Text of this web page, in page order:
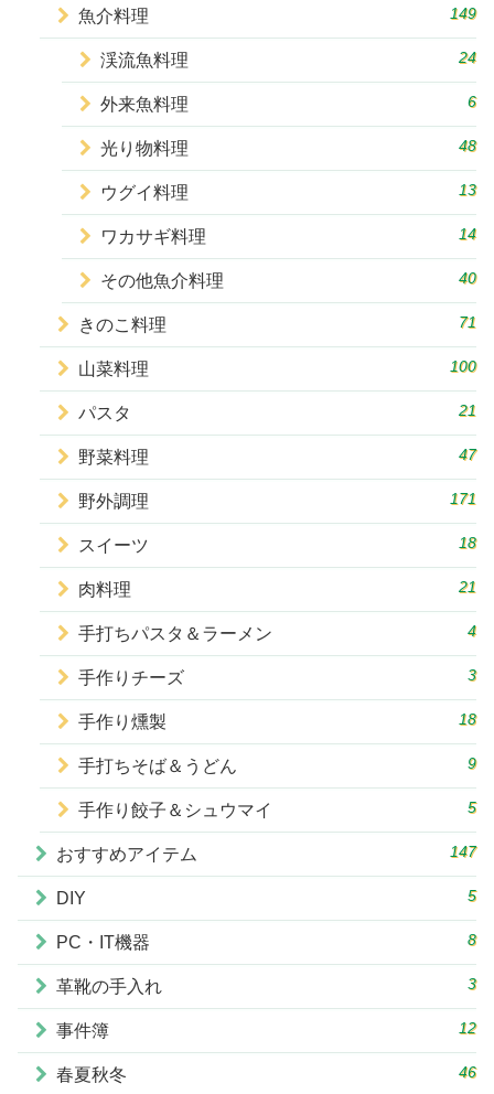
魚介料理 149
渓流魚料理 24
外来魚料理 6
光り物料理 48
ウグイ料理 13
ワカサギ料理 14
その他魚介料理 40
きのこ料理 71
山菜料理 100
パスタ 21
野菜料理 47
野外調理 171
スイーツ 18
肉料理 21
手打ちパスタ＆ラーメン 4
手作りチーズ 3
手作り燻製 18
手打ちそば＆うどん 9
手作り餃子＆シュウマイ 5
おすすめアイテム 147
DIY 5
PC・IT機器 8
革靴の手入れ 3
事件簿 12
春夏秋冬 46